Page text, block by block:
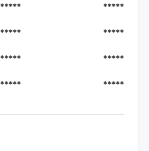
***** *****
***** *****
***** *****
***** *****